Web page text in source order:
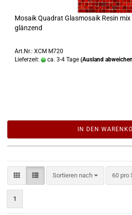
Mosaik Quadrat Glasmosaik Resin
glänzend
Art.Nr.: XCM M720
Lieferzeit:
ca. 3-4 Tage (Ausland
IN DEN
Sortieren nach
Sortieren nach 60 pro
pro
1